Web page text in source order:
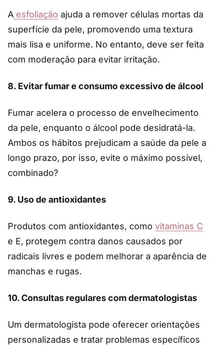
A esfoliação ajuda a remover células mortas da
superfície da pele, promovendo uma textura
mais lisa e uniforme. No entanto, deve ser feita
com moderação para evitar irritação.
8. Evitar fumar e consumo excessivo de álcool
Fumar acelera o processo de envelhecimento
da pele, enquanto o álcool pode desidratá-la.
Ambos os hábitos prejudicam a saúde da pele a
longo prazo, por isso, evite o máximo possível,
combinado?
9. Uso de antioxidantes
Produtos com antioxidantes, como vitaminas C
e E, protegem contra danos causados por
radicais livres e podem melhorar a aparência de
manchas e rugas.
10.Consultas regulares com dermatologistas
Um dermatologista pode oferecer orientações
personalizadas e tratar problemas específicos